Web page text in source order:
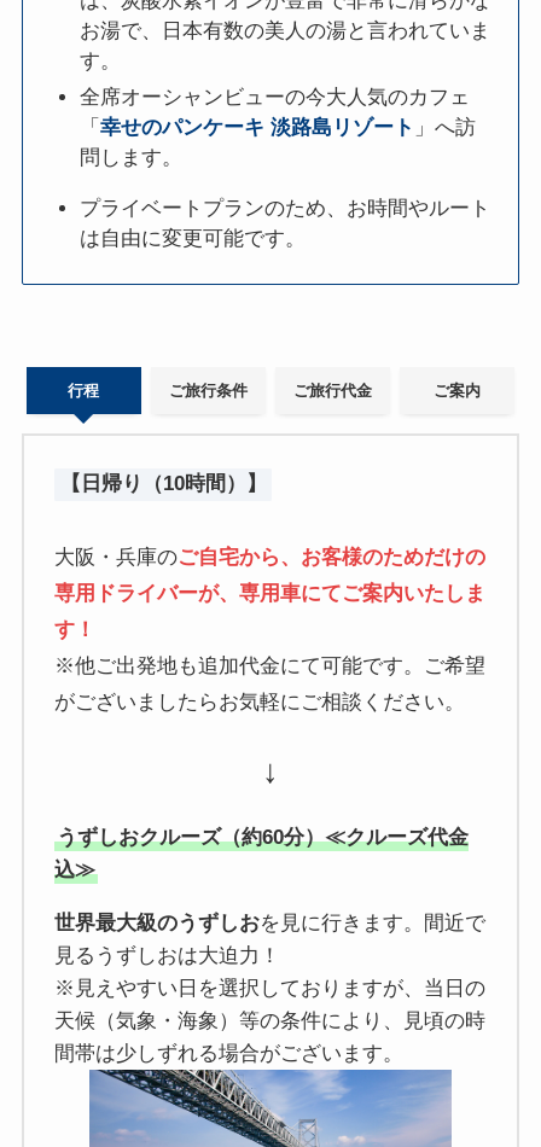
お湯で、日本有数の美人の湯と言われていま
す。
全席オーシャンビューの今大人気のカフェ
「 幸せのパンケーキ 淡路島リゾート 」へ訪
問します。
プライベートプランのため、お時間やルート
は自由に変更可能です。
行程 ご旅行条件 ご旅行代金 ご案内
【日帰り（10時間）】
大阪・兵庫のご自宅から、お客様のためだけの
専用ドライバーが、専用車にてご案内いたしま
す！
※他ご出発地も追加代金にて可能です。ご希望
がございましたらお気軽にご相談ください。
↓
うずしおクルーズ（約60分）≪クルーズ代金
込≫
世界最大級のうずしおを見に行きます。間近で
見るうずしおは大迫力！
※見えやすい日を選択しておりますが、当日の
天候（気象・海象）等の条件により、見頃の時
間帯は少しずれる場合がございます。